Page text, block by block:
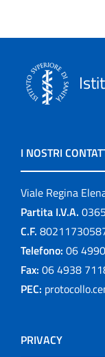
I NOSTRI
Viale Regina
Partita I.V.A.
C.F.
Telefono: 06
Fax: 06 4938
PEC:
PRIVACY